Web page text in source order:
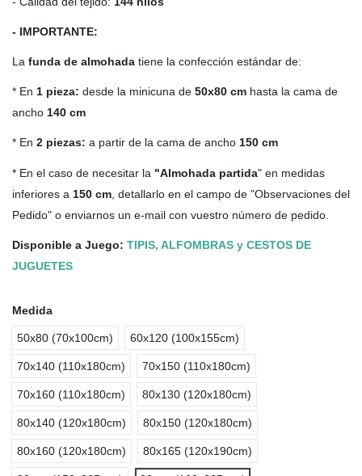
- IMPORTANTE:
La funda de almohada tiene la confección estándar de:
* En 1 pieza: desde la minicuna de 50x80 cm hasta la cama de
ancho 140 cm
* En 2 piezas: a partir de la cama de ancho 150 cm
* En el caso de necesitar la "Almohada partida" en medidas
inferiores a 150 cm , detallarlo en el campo de "Observaciones del
Pedido" o enviarnos un e-mail con vuestro número de pedido.
Disponible a Juego: TIPIS, ALFOMBRAS y CESTOS DE
JUGUETES
Medida
50x80 (70x100cm) 60x120 (100x155cm)
70x140 (110x180cm) 70x150 (110x180cm)
70x160 (110x180cm) 80x130 (120x180cm)
80x140 (120x180cm) 80x150 (120x180cm)
80x160 (120x180cm) 80x165 (120x190cm)